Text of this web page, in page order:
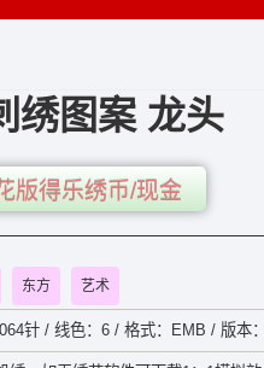
绣图案 龙头
版得乐绣币/现金
东方 艺术
针 / 线色：6 / 格式：EMB / 版本